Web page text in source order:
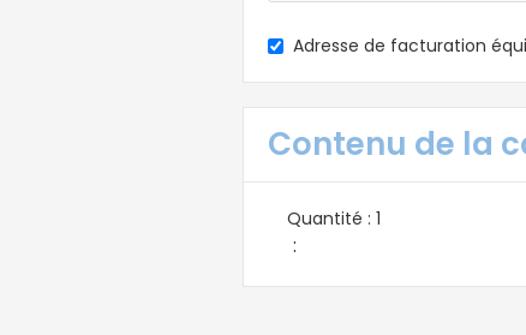
Adresse de facturation
Contenu de la
1
: